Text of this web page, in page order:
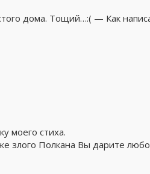
дома. Тощий…:( — Как
моего стиха.
злого Полкана Вы дарите